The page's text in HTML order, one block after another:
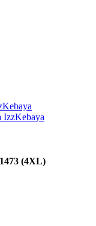
IzzKebaya
(4XL)